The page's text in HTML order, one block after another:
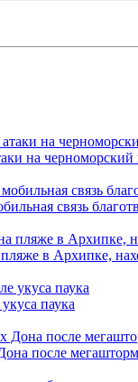
на
связь
в Архипке,
паука
после